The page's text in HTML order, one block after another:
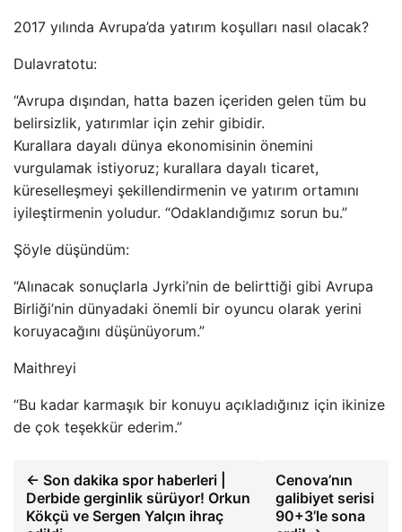
2017 yılında Avrupa’da yatırım koşulları nasıl olacak?
Dulavratotu:
“Avrupa dışından, hatta bazen içeriden gelen tüm bu
belirsizlik, yatırımlar için zehir gibidir.
Kurallara dayalı dünya ekonomisinin önemini
vurgulamak istiyoruz; kurallara dayalı ticaret,
küreselleşmeyi şekillendirmenin ve yatırım ortamını
iyileştirmenin yoludur. “Odaklandığımız sorun bu.”
Şöyle düşündüm:
“Alınacak sonuçlarla Jyrki’nin de belirttiği gibi Avrupa
Birliği’nin dünyadaki önemli bir oyuncu olarak yerini
koruyacağını düşünüyorum.”
Maithreyi
“Bu kadar karmaşık bir konuyu açıkladığınız için ikinize
de çok teşekkür ederim.”
← Son dakika spor haberleri |
Derbide gerginlik sürüyor! Orkun
Kökçü ve Sergen Yalçın ihraç
Cenova’nın
galibiyet serisi
90+3’le sona